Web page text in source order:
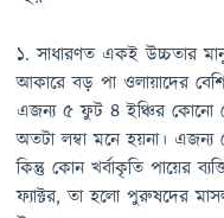
১. সাধারণত একই উচ্চতার
আকারে বড় পা ওলায়াদের
এজন্য ৫ ফুট ৪ ইঞ্চির কোনো
অতটা লম্বা মনে হয়না। এজন্য
কিন্তু কোন খর্বাকৃতি পায়ের
ফ্যাক্টর, তা হলো পুরুষদের